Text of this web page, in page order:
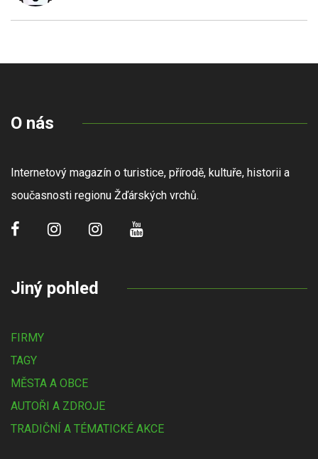
O nás
Internetový magazín o turistice, přírodě, kultuře, historii a
současnosti regionu Žďárských vrchů.
Jiný pohled
FIRMY
TAGY
MĚSTA A OBCE
AUTOŘI A ZDROJE
TRADIČNÍ A TÉMATICKÉ AKCE